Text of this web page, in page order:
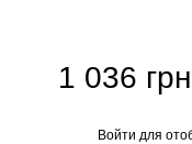
1 036 грн
Войти для